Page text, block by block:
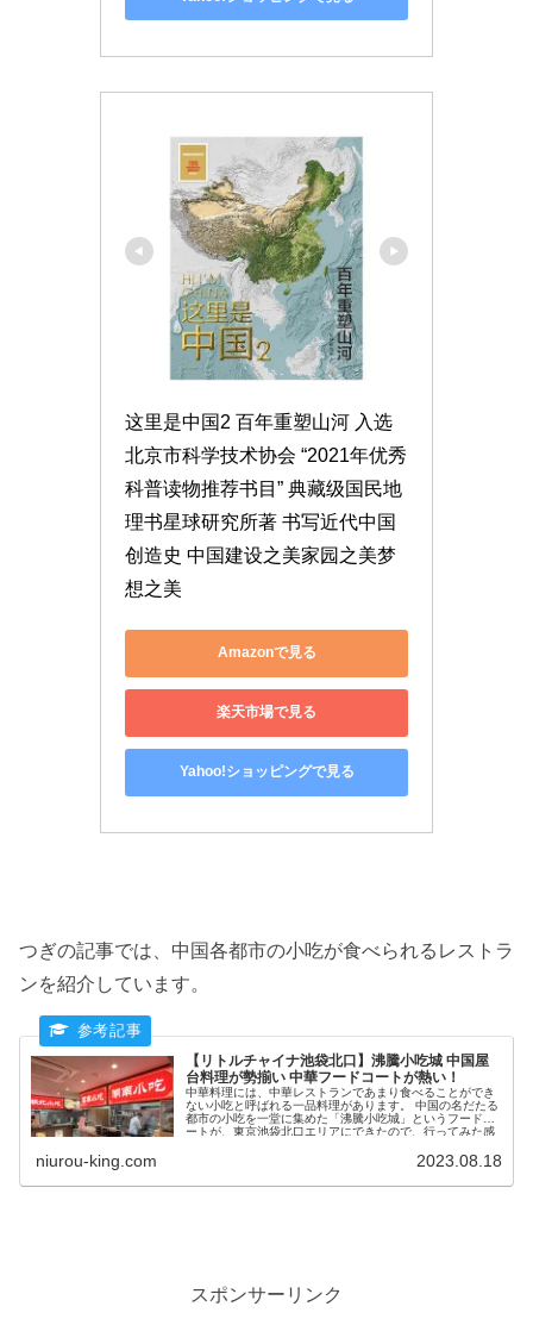
这里是中国2 百年重塑山河 入选
北京市科学技术协会 “2021年优秀
科普读物推荐书目” 典藏级国民地
理书星球研究所著 书写近代中国
创造史 中国建设之美家园之美梦
想之美
Amazonで見る
楽天市場で見る
Yahoo!ショッピングで見る
つぎの記事では、中国各都市の小吃が食べられるレストラ
ンを紹介しています。
【リトルチャイナ池袋北口】沸騰小吃城 中国屋
台料理が勢揃い 中華フードコートが熱い！
中華料理には、中華レストランであまり食べることができ
ない小吃と呼ばれる一品料理があります。 中国の名だたる
都市の小吃を一堂に集めた「沸騰小吃城」というフードコ
ートが、東京池袋北口エリアにできたので、行ってみた感
niurou-king.com 2023.08.18
スポンサーリンク